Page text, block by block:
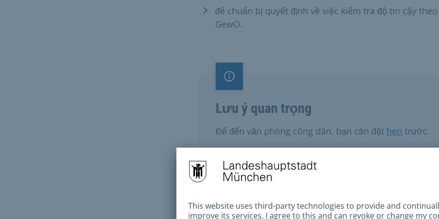
để chuẩn bị quyết định về việc kiểm tra độ tin cậy theo
GewO.
Lưu ý quan trọng
Lưu ý quan trọng
Để đến văn phòng công dân, bạn cần đặt hẹn trước.